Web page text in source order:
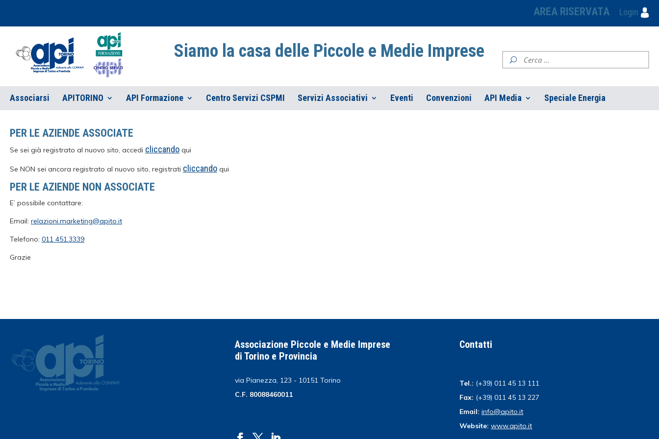
AREA RISERVATA Login
Siamo la casa delle Piccole e Medie Imprese
Associarsi APITORINO API Formazione Centro Servizi CSPMI Servizi Associativi Eventi Convenzioni API Media Speciale Energia
PER LE AZIENDE ASSOCIATE
Se sei già registrato al nuovo sito, accedi cliccando qui
Se NON sei ancora registrato al nuovo sito, registrati cliccando qui
PER LE AZIENDE NON ASSOCIATE
E’ possibile contattare:
Email: relazioni.marketing@apito.it
Telefono: 011 451.3339
Grazie
Associazione Piccole e Medie Imprese
di Torino e Provincia
via Pianezza, 123 - 10151 Torino
C.F. 80088460011
Contatti
Tel.: (+39) 011 45 13 111
Fax: (+39) 011 45 13 227
Email: info@apito.it
Website: www.apito.it